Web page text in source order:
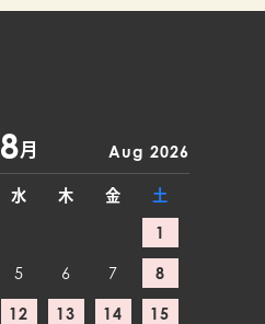
8月 Aug 2026
水 木 金
土
1
5 6 7 8
12 13 14 15